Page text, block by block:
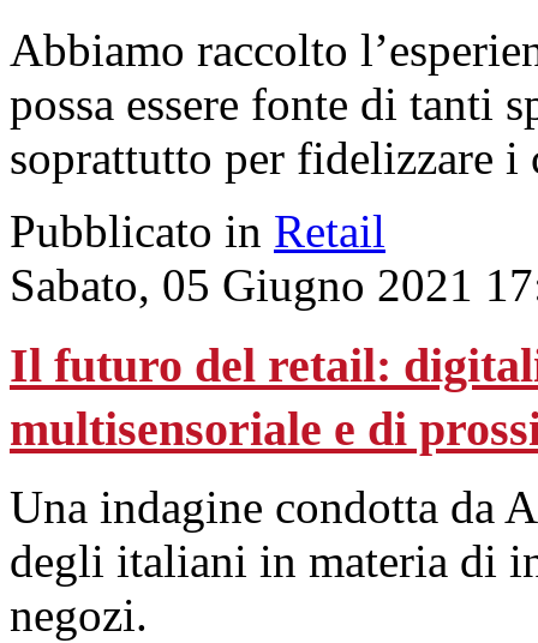
Abbiamo raccolto
possa essere fonte di tanti
soprattutto per fidelizzare i
Pubblicato in Retail
Sabato, 05 Giugno 2021
Il futuro del retail:
multisensoriale e di
Una indagine condotta da
degli italiani in materia di
negozi.